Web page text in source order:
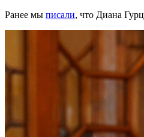
Ранее мы писали, что Диана